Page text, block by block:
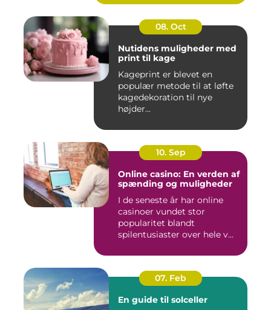
08. Oct
Nutidens muligheder med
print til kage
Kageprint er blevet en
populær metode til at løfte
kagedekoration til nye
højder...
10. Sep
Online casino: En verden af
spænding og muligheder
I de seneste år har online
casinoer vundet stor
popularitet blandt
spilentusiaster over hele v...
07. Feb
En guide til solceller